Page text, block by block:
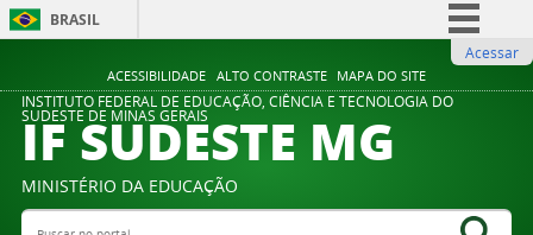
ACESSIBILIDADE ALTO CONTRASTE MAPA DO SITE
BRASIL
Comunica BR
Participe
Legislação
Acessar
INSTITUTO FEDERAL DE EDUCAÇÃO, CIÊNCIA E TECNOLOGIA DO
SUDESTE DE MINAS GERAIS
IF SUDESTE MG
MINISTÉRIO DA EDUCAÇÃO
Buscar no portal